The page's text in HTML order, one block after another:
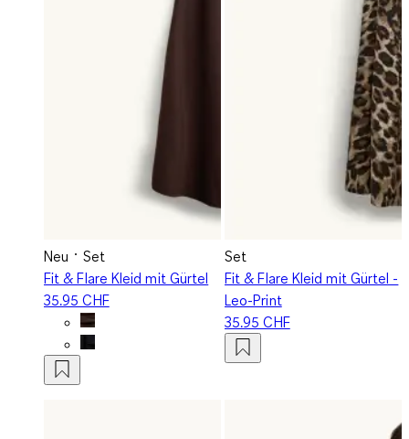
Neu
Set
Fit & Flare Kleid mit Gürtel
35.95 CHF
Set
Fit & Flare Kleid mit Gürtel -
Leo-Print
35.95 CHF